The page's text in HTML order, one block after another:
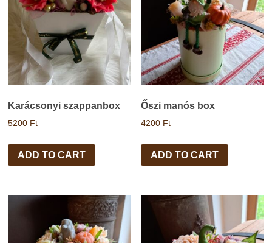
Karácsonyi szappanbox
5200 Ft
ADD TO CART
Őszi manós box
4200 Ft
ADD TO CART